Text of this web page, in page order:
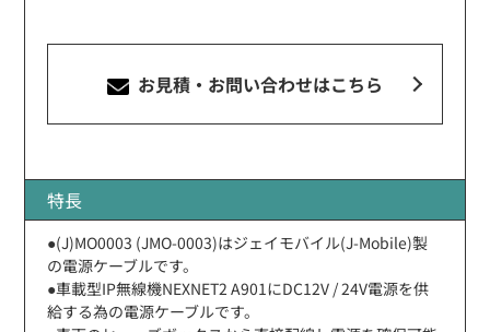
お見積・お問い合わせはこちら
特長
●(J)MO0003 (JMO-0003)はジェイモバイル(J-Mobile)製
の電源ケーブルです。
●車載型IP無線機NEXNET2 A901にDC12V / 24V電源を供
給する為の電源ケーブルです。